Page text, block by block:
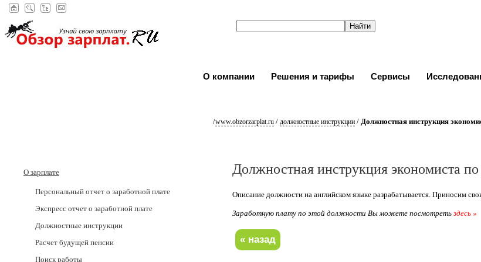
О компании Решения и тарифы Сервисы
/www.obzorzarplat.ru/ должностные инструкции/ Должностная инструкция
О зарплате
Персональный отчет о заработной плате
Экспресс отчет о заработной плате
Должностные инструкции
Расчет будущей пенсии
Поиск работы
Должностная инструкция экономиста
Описание должности на английском языке разрабатывается. Приносим
Заработную плату по этой должности Вы можете посмотретьздесь »